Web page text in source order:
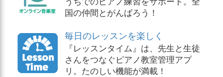
国の仲間とがんばろう！
毎日のレッスンを楽しく
『レッスンタイム』は、先生と生徒
さんをつなぐピアノ教室管理アプ
リ。たのしい機能が満載！